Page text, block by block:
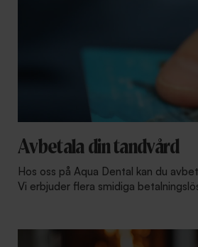
Avbetala din tandvård
Hos oss på Aqua Dental kan du
Vi erbjuder flera smidiga